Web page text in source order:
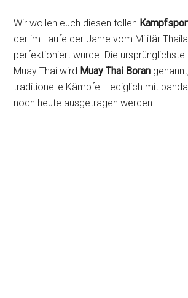
Wir wollen euch diesen tollen
der im Laufe der Jahre vom Militär
perfektioniert wurde. Die ursprünglichste
Muay Thai wird Muay Thai Boran
traditionelle Kämpfe - lediglich mit
noch heute ausgetragen werden.